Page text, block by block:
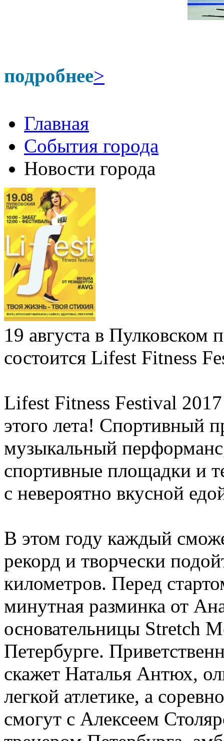
подробнее>
Главная
События города
Новости города
19 августа в Пулковском
состоится Lifest Fitness
Lifest Fitness Festival
этого лета! Спортивный
музыкальный перформанс,
спортивные площадки и
с невероятно вкусной
В этом году каждый
рекорд и творчески
километров. Перед
минутная разминка от
основательницы Stretch
Петербурге.
скажет Наталья Антюх,
легкой атлетике, а
смогут с Алексеем